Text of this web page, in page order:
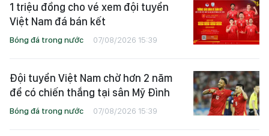
1 triệu đồng cho vé xem đội tuyển
Việt Nam đá bán kết
Bóng đá trong nước 07/08/2026 15:39
Đội tuyển Việt Nam chờ hơn 2 năm
để có chiến thắng tại sân Mỹ Đình
Bóng đá trong nước 07/08/2026 15:39